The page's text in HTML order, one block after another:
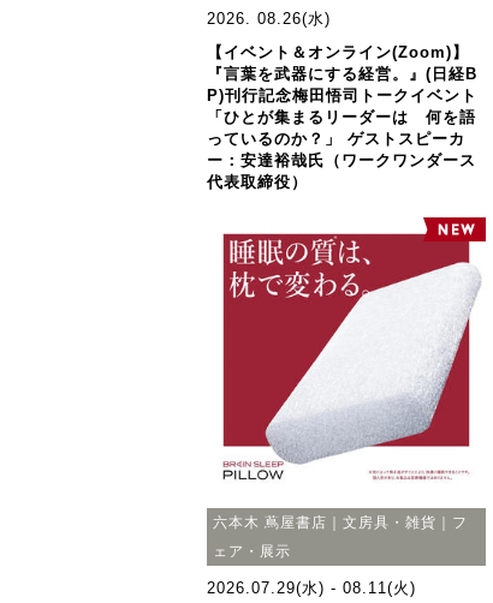
2026. 08.26(水)
【イベント＆オンライン(Zoom)】
『言葉を武器にする経営。』(日経B
P)刊行記念梅田悟司トークイベント
「ひとが集まるリーダーは 何を語
っているのか？」 ゲストスピーカ
ー：安達裕哉氏（ワークワンダース
代表取締役）
六本木 蔦屋書店｜文房具・雑貨｜フ
ェア・展示
2026.07.29(水) - 08.11(火)